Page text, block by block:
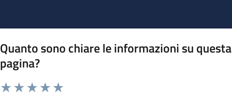
Quanto sono chiare le informazioni su questa
pagina?
Valuta da 1 a 5 stelle la pagina